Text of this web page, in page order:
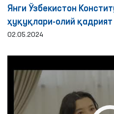
Янги Ўзбекистон
ҳуқуқлари-олий қадрият
02.05.2024